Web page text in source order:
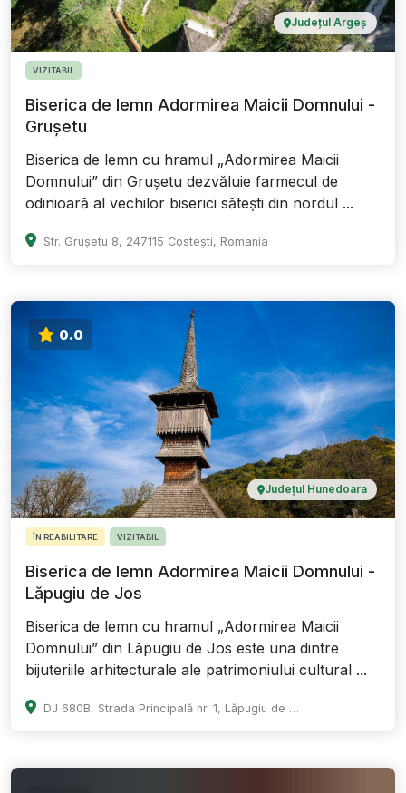
Județul Argeș
VIZITABIL
Biserica de lemn Adormirea Maicii Domnului -
Grușetu
Biserica de lemn cu hramul „Adormirea Maicii
Domnului” din Grușetu dezvăluie farmecul de
odinioară al vechilor biserici sătești din nordul ...
Str. Grușetu 8, 247115 Costești, Romania
0.0
Județul Hunedoara
ÎN REABILITARE VIZITABIL
Biserica de lemn Adormirea Maicii Domnului -
Lăpugiu de Jos
Biserica de lemn cu hramul „Adormirea Maicii
Domnului” din Lăpugiu de Jos este una dintre
bijuteriile arhitecturale ale patrimoniului cultural ...
DJ 680B, Strada Principală nr. 1, Lăpugiu de Jos 337289, Hunedoara